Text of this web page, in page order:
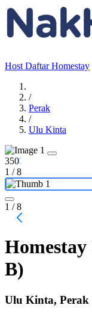
Host Daftar Homestay
/
Perak
/
Ulu Kinta
350
1 /8
1 / 8
B)
Ulu Kinta, Perak